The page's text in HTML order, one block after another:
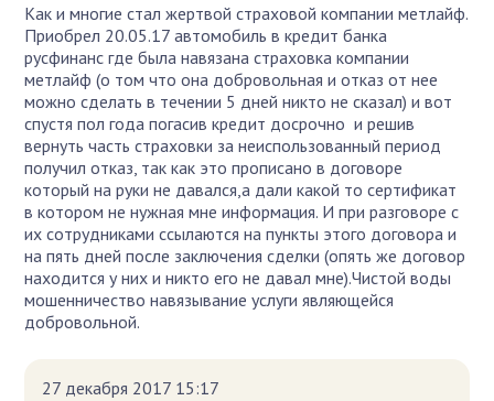
Как и многие стал жертвой страховой компании метлайф.
Приобрел 20.05.17 автомобиль в кредит банка
русфинанс где была навязана страховка компании
метлайф (о том что она добровольная и отказ от нее
можно сделать в течении 5 дней никто не сказал) и вот
спустя пол года погасив кредит досрочно и решив
вернуть часть страховки за неиспользованный период
получил отказ, так как это прописано в договоре
который на руки не давался,а дали какой то сертификат
в котором не нужная мне информация. И при разговоре с
их сотрудниками ссылаются на пункты этого договора и
на пять дней после заключения сделки (опять же договор
находится у них и никто его не давал мне).Чистой воды
мошенничество навязывание услуги являющейся
добровольной.
27 декабря 2017 15:17